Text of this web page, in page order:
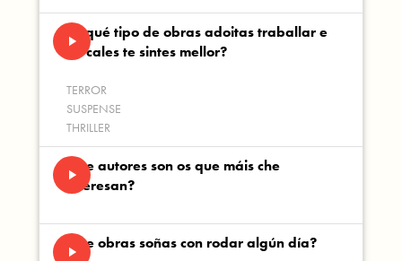
play_arrowEn qué tipo de obras adoitas traballar e
en cales te sintes mellor?
TERROR
SUSPENSE
THRILLER
play_arrowQue autores son os que máis che
interesan?
play_arrowQue obras soñas con rodar algún día?